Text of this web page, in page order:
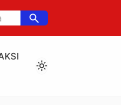
search
light_mode